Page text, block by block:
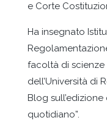
e Corte
Ha insegnato
facoltà di
dell’Università di
Blog
quotidiano”.